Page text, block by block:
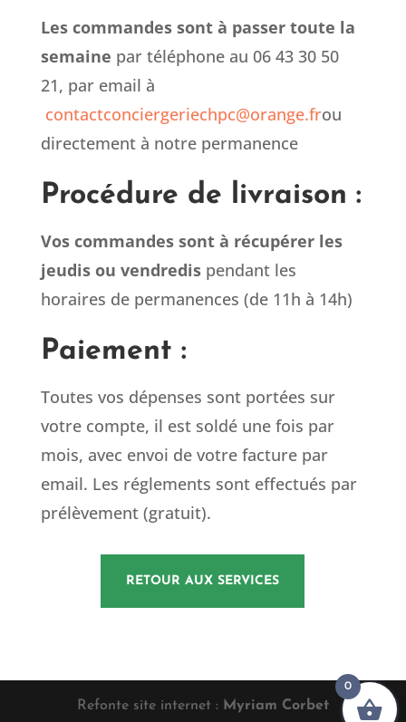
Les commandes sont à passer toute la
semaine par téléphone au 06 43 30 50
21, par email à
contactconciergeriechpc@orange.frou
directement à notre permanence
Procédure de livraison :
Vos commandes sont à récupérer les
jeudis ou vendredispendant les
horaires de permanences (de 11h à 14h)
Paiement :
Toutes vos dépenses sont portées sur
votre compte, il est soldé une fois par
mois, avec envoi de votre facture par
email. Les réglements sont effectués par
prélèvement (gratuit).
RETOUR AUX SERVICES
Refonte site internet : Myriam Corbet
0